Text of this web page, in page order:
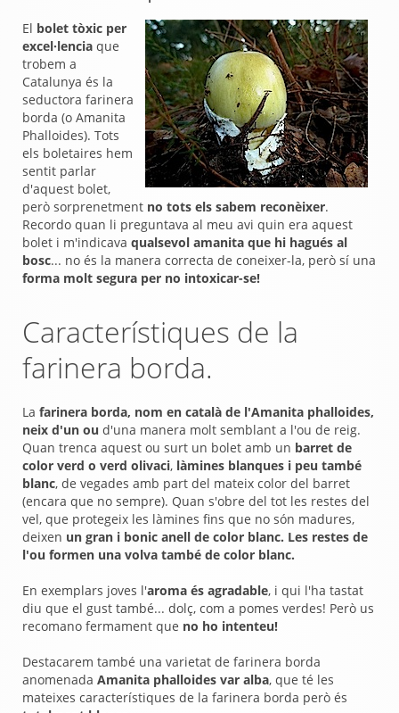
El bolet tòxic per
excel·lencia que
trobem a
Catalunya és la
seductora farinera
borda (o Amanita
Phalloides). Tots
els boletaires hem
sentit parlar
d'aquest bolet,
però sorprenetment no tots els sabem reconèixer.
Recordo quan li preguntava al meu avi quin era aquest
bolet i m'indicava qualsevol amanita que hi hagués al
bosc... no és la manera correcta de coneixer-la, però sí una
forma molt segura per no intoxicar-se!
Característiques de la
farinera borda.
La farinera borda, nom en català de l'Amanita phalloides,
neix d'un ou d'una manera molt semblant a l'ou de reig.
Quan trenca aquest ou surt un bolet amb un barret de
color verd o verd olivaci, làmines blanques i peu també
blanc, de vegades amb part del mateix color del barret
(encara que no sempre). Quan s'obre del tot les restes del
vel, que protegeix les làmines fins que no són madures,
deixen un gran i bonic anell de color blanc. Les restes de
l'ou formen una volva també de color blanc.
En exemplars joves l'aroma és agradable, i qui l'ha tastat
diu que el gust també... dolç, com a pomes verdes! Però us
recomano fermament que no ho intenteu!
Destacarem també una varietat de farinera borda
anomenada Amanita phalloides var alba, que té les
mateixes característiques de la farinera borda però és